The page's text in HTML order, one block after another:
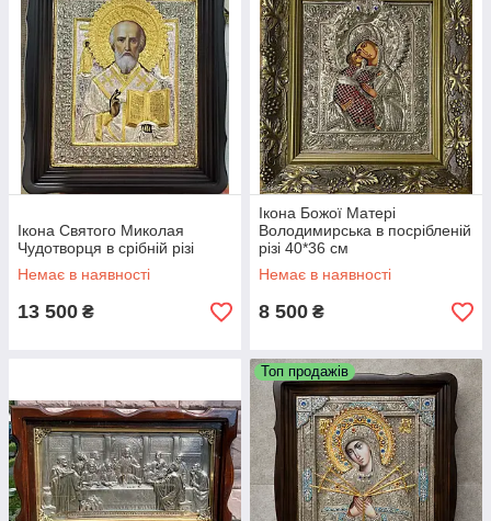
Ікона Святого Миколая
Чудотворця в срібній різі
Немає в наявності
13 500 ₴
Ікона Божої Матері
Володимирська в посрібленій
різі 40*36 см
Немає в наявності
8 500 ₴
Топ продажів